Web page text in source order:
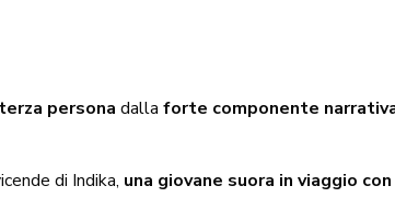
persona dallaforte componente
di Indika, una giovane suora in viaggio